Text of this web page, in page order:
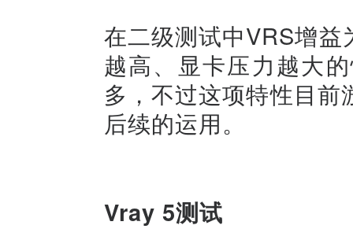
在二级测试中VRS增
越高、显卡压力越大
多，不过这项特性目
后续的运用。
Vray 5测试